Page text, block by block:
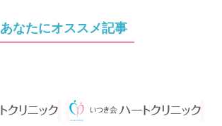
あなたにオススメ記事